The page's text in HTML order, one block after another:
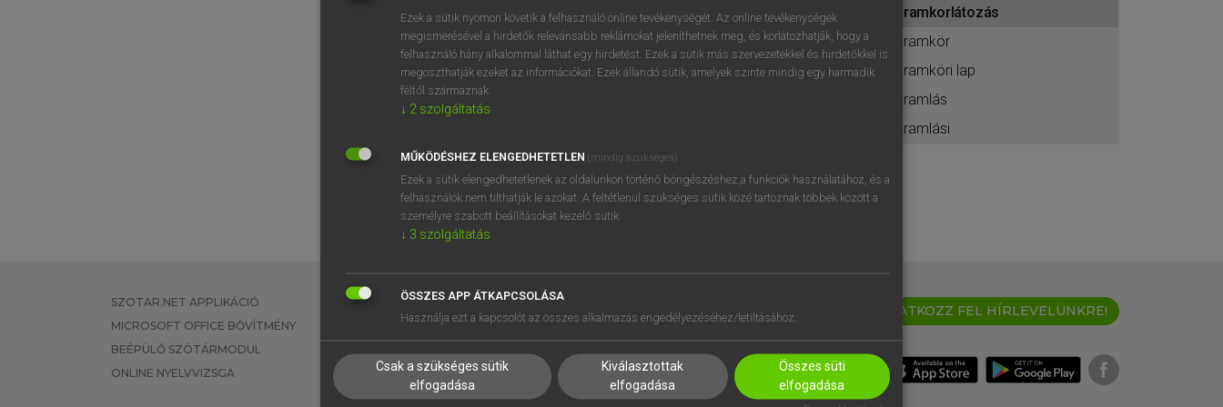
BELÉPÉS
próbaverziójának elindításához
regisztrálok ésbelépek.
REGISZTRÁCIÓ
áramkorlátozás
áramkör
áramköri lap
áramlás
áramlási
SZOTAR.NET APPLIKÁCIÓ
MICROSOFT OFFICE BŐVÍTMÉNY
BEÉPÜLŐ SZÓTÁRMODUL
ONLINE NYELVVIZSGA
EGYÉNI FELHASZNÁLÓKNAK
TANULÓKNAK
VÁLLALATI MEGOLDÁSOK
SÚGÓ
RÓLUNK
SÜTI BEÁLLÍTÁSOK
IRATKOZZ FEL HÍRLEVELÜNKRE!
Ezek a sütik nyomon követik a felhasználó online tevékenységét. Az online tevékenységek
megismerésével a hirdetők relevánsabb reklámokat jeleníthetnek meg, és korlátozhatják, hogy a
felhasználó hány alkalommal láthat egy hirdetést. Ezek a sütik más szervezetekkel és hirdetőkkel is
megoszthatják ezeket az információkat. Ezek állandó sütik, amelyek szinte mindig egy harmadik
féltől származnak.
↓ 2 szolgáltatás
MŰKÖDÉSHEZ ELENGEDHETETLEN (mindig szükséges)
Ezek a sütik elengedhetetlenek az oldalunkon történő böngészéshez,a funkciók használatához, és a
felhasználók nem tilthatják le azokat. A feltétlenül szükséges sütik közé tartoznak többek között a
személyre szabott beállításokat kezelő sütik.
↓ 3 szolgáltatás
ÖSSZES APP ÁTKAPCSOLÁSA
Használja ezt a kapcsolót az összes alkalmazás engedélyezéséhez/letiltásához.
Csak a szükséges sütik
elfogadása
Kiválasztottak
elfogadása
Összes süti
elfogadása